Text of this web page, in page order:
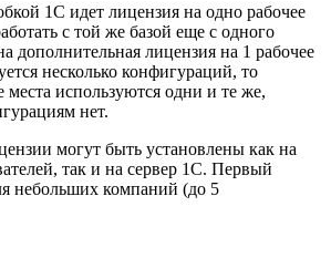
1С идет лицензия на одно рабочее
с той же базой еще с одного
дополнительная лицензия на 1 рабочее
несколько конфигураций, то
места используются одни и те же,
нет.
могут быть установлены как на
так и на сервер 1С. Первый
небольших компаний (до 5